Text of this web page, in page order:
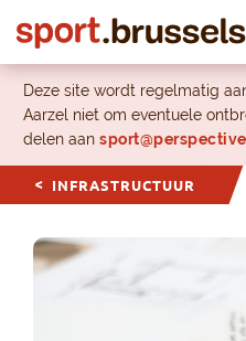
Deze site wordt regelmatig
Aarzel niet om eventuele
delen aan
INFRASTRUCTUUR